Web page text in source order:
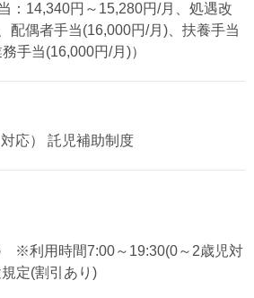
：14,340円～15,280円/月、処遇改
配偶者手当(16,000円/月)、扶養手当
手当(16,000円/月)）
応） 託児補助制度
※利用時間7:00～19:30(0～2歳児対
定(割引あり)